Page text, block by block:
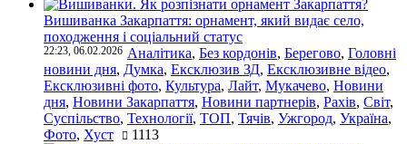
Вишиванка Закарпаття: орнамент, який видає село,
походження і соціальний статус
22:23, 06.02.2026 Аналітика, Без кордонів, Берегово, Головні
новини дня, Думка, Ексклюзив ЗД, Ексклюзивне відео,
Ексклюзивні фото, Культура, Лайт, Мукачево, Новини
дня, Новини Закарпаття, Новини партнерів, Рахів, Світ,
Суспільство, Технології, ТОП, Тячів, Ужгород, Україна,
Фото, Хуст 1113